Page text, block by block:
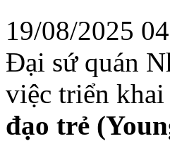
19/08/2025
Đại sứ quán
việc triển khai
đạo trẻ